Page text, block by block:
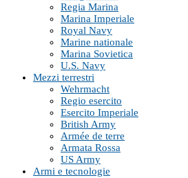
Regia Marina
Marina Imperiale
Royal Navy
Marine nationale
Marina Sovietica
U.S. Navy
Mezzi terrestri
Wehrmacht
Regio esercito
Esercito Imperiale
British Army
Armée de terre
Armata Rossa
US Army
Armi e tecnologie